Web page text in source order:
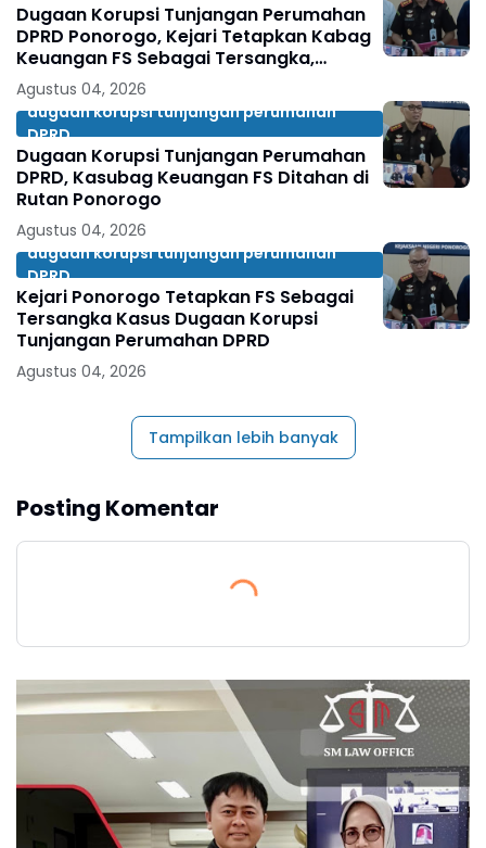
Dugaan Korupsi Tunjangan Perumahan
DPRD Ponorogo, Kejari Tetapkan Kabag
Keuangan FS Sebagai Tersangka,
Penyidikan Masih Terus Dilakukan
Agustus 04, 2026
dugaan korupsi tunjangan perumahan
DPRD
Dugaan Korupsi Tunjangan Perumahan
DPRD, Kasubag Keuangan FS Ditahan di
Rutan Ponorogo
Agustus 04, 2026
dugaan korupsi tunjangan perumahan
DPRD
Kejari Ponorogo Tetapkan FS Sebagai
Tersangka Kasus Dugaan Korupsi
Tunjangan Perumahan DPRD
Agustus 04, 2026
Tampilkan lebih banyak
Posting Komentar